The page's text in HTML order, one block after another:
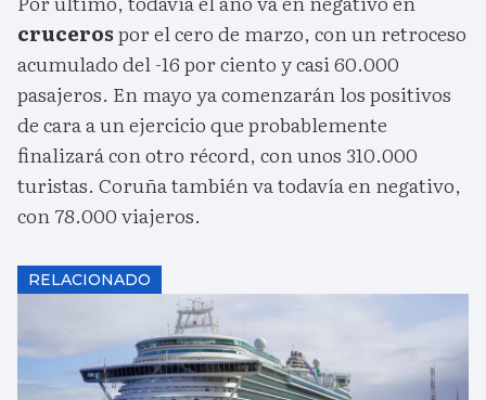
crucerospor el cero de marzo, con un retroceso
acumulado del -16 por ciento y casi 60.000
pasajeros. En mayo ya comenzarán los positivos
de cara a un ejercicio que probablemente
finalizará con otro récord, con unos 310.000
turistas. Coruña también va todavía en negativo,
con 78.000 viajeros.
RELACIONADO